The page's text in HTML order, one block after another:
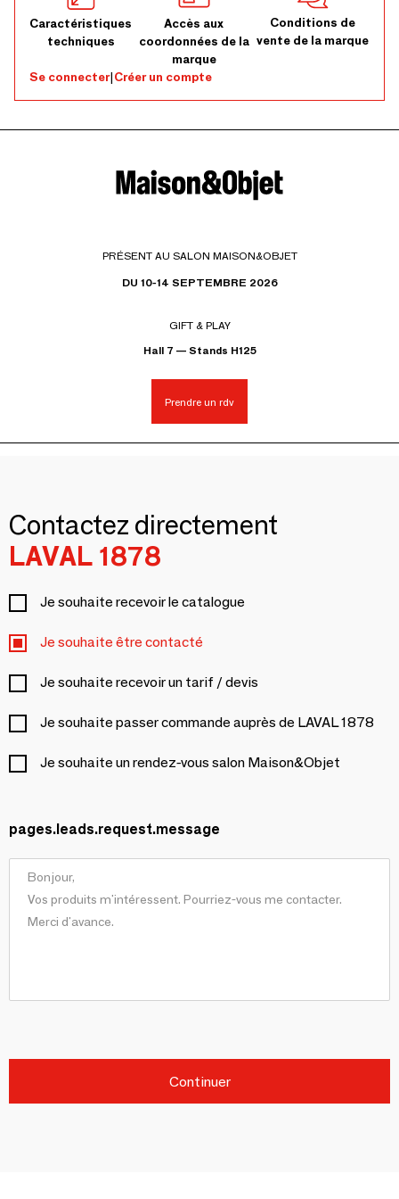
Caractéristiques
techniques
Accès aux
coordonnées de la
marque
Conditions de
vente de la marque
Se connecter|Créer un compte
PRÉSENT AU SALON MAISON&OBJET
DU 10-14 SEPTEMBRE 2026
GIFT & PLAY
Hall 7 — Stands H125
Prendre un rdv
Contactez directement
LAVAL 1878
Je souhaite recevoir le catalogue
Je souhaite être contacté
Je souhaite recevoir un tarif / devis
Je souhaite passer commande auprès de LAVAL 1878
Je souhaite un rendez-vous salon Maison&Objet
pages.leads.request.message
Continuer